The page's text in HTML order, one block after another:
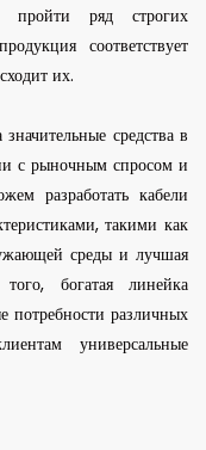
пройти ряд строгих
соответствует
их.
средства в
с рыночным спросом и
разработать кабели
такими как
среды и лучшая
богатая линейка
потребности различных
универсальные